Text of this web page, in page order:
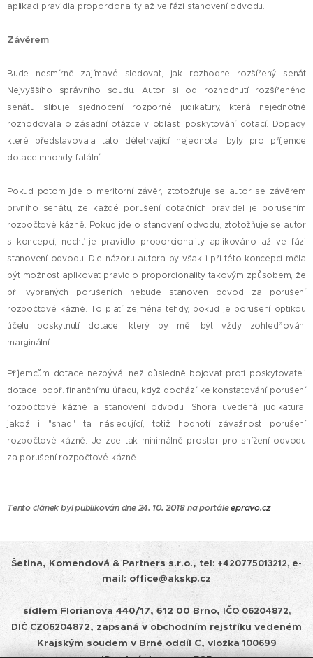
aplikaci pravidla proporcionality až ve fázi stanovení odvodu.
Závěrem
Bude nesmírně zajímavé sledovat, jak rozhodne rozšířený senát
Nejvyššího správního soudu. Autor si od rozhodnutí rozšířeného
senátu slibuje sjednocení rozporné judikatury, která nejednotně
rozhodovala o zásadní otázce v oblasti poskytování dotací. Dopady,
které představovala tato déletrvající nejednota, byly pro příjemce
dotace mnohdy fatální.
Pokud potom jde o meritorní závěr, ztotožňuje se autor se závěrem
prvního senátu, že každé porušení dotačních pravidel je porušením
rozpočtové kázně. Pokud jde o stanovení odvodu, ztotožňuje se autor
s koncepcí, nechť je pravidlo proporcionality aplikováno až ve fázi
stanovení odvodu. Dle názoru autora by však i při této koncepci měla
být možnost aplikovat pravidlo proporcionality takovým způsobem, že
při vybraných porušeních nebude stanoven odvod za porušení
rozpočtové kázně. To platí zejména tehdy, pokud je porušení optikou
účelu poskytnutí dotace, který by měl být vždy zohledňován,
marginální.
Příjemcům dotace nezbývá, než důsledně bojovat proti poskytovateli
dotace, popř. finančnímu úřadu, když dochází ke konstatování porušení
rozpočtové kázně a stanovení odvodu. Shora uvedená judikatura,
jakož i "snad" ta následující, totiž hodnotí závažnost porušení
rozpočtové kázně. Je zde tak minimálně prostor pro snížení odvodu
za porušení rozpočtové kázně.
Tento článek byl publikován dne 24. 10. 2018 na portáleepravo.cz
Šetina, Komendová & Partners s.r.o., tel: +420775013212, e-
mail: office@akskp.cz
sídlem Florianova 440/17, 612 00 Brno, IČO 06204872,
DIČ CZ06204872, zapsaná v obchodním rejstříku vedeném
Krajským soudem v Brně oddíl C, vložka 100699